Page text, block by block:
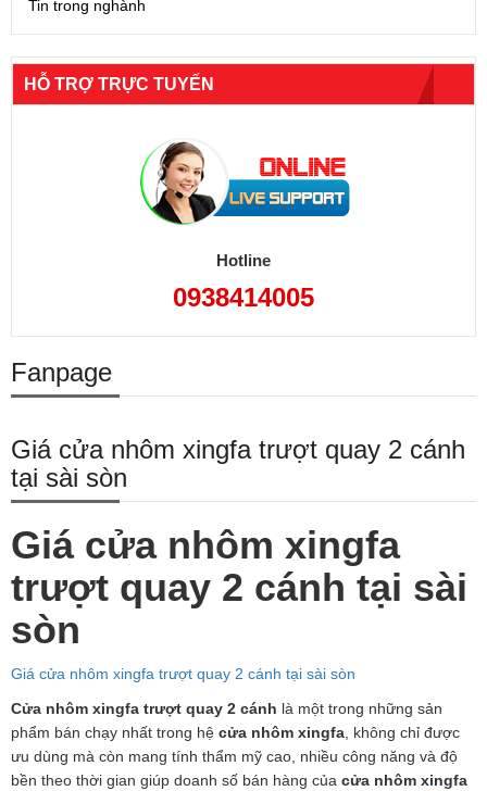
Tin trong nghành
HỖ TRỢ TRỰC TUYẾN
Hotline
0938414005
Fanpage
Giá cửa nhôm xingfa trượt quay 2 cánh
tại sài sòn
Giá cửa nhôm xingfa
trượt quay 2 cánh tại sài
sòn
Giá cửa nhôm xingfa trượt quay 2 cánh tại sài sòn
Cửa nhôm xingfa trượt quay 2 cánh là một trong những sản
phẩm bán chạy nhất trong hệ cửa nhôm xingfa , không chỉ được
ưu dùng mà còn mang tính thẩm mỹ cao, nhiều công năng và độ
bền theo thời gian giúp doanh số bán hàng của cửa nhôm xingfa